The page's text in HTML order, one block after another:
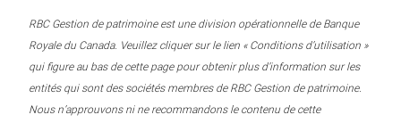
RBC Gestion de patrimoine est une division opérationnelle de Banque
Royale du Canada. Veuillez cliquer sur le lien « Conditions d’utilisation »
qui figure au bas de cette page pour obtenir plus d’information sur les
entités qui sont des sociétés membres de RBC Gestion de patrimoine.
Nous n’approuvons ni ne recommandons le contenu de cette